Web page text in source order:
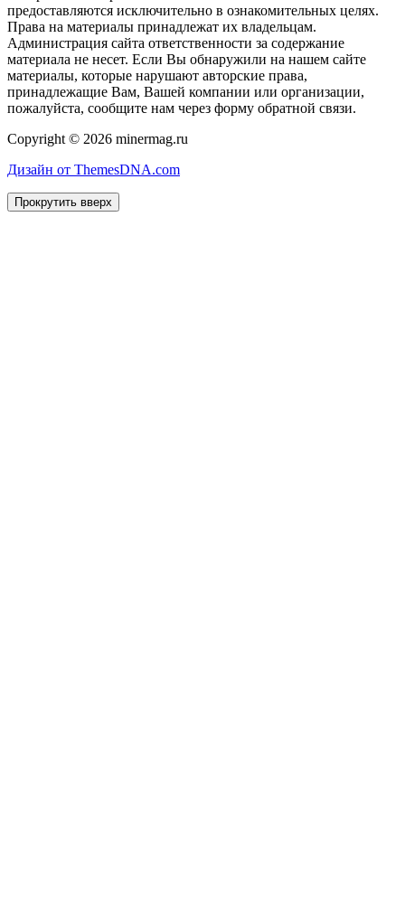
предоставляются исключительно в ознакомительных целях.
Права на материалы принадлежат их владельцам.
Администрация сайта ответственности за содержание
материала не несет. Если Вы обнаружили на нашем сайте
материалы, которые нарушают авторские права,
принадлежащие Вам, Вашей компании или организации,
пожалуйста, сообщите нам через форму обратной связи.
Copyright © 2026 minermag.ru
Дизайн от ThemesDNA.com
Прокрутить вверх